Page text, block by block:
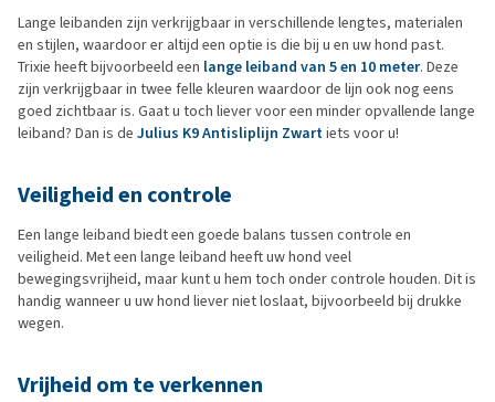
Lange leibanden zijn verkrijgbaar in verschillende lengtes, materialen
en stijlen, waardoor er altijd een optie is die bij u en uw hond past.
Trixie heeft bijvoorbeeld een lange leiband van 5 en 10 meter. Deze
zijn verkrijgbaar in twee felle kleuren waardoor de lijn ook nog eens
goed zichtbaar is. Gaat u toch liever voor een minder opvallende lange
leiband? Dan is de Julius K9 Antisliplijn Zwartiets voor u!
Veiligheid en controle
Een lange leiband biedt een goede balans tussen controle en
veiligheid. Met een lange leiband heeft uw hond veel
bewegingsvrijheid, maar kunt u hem toch onder controle houden. Dit is
handig wanneer u uw hond liever niet loslaat, bijvoorbeeld bij drukke
wegen.
Vrijheid om te verkennen